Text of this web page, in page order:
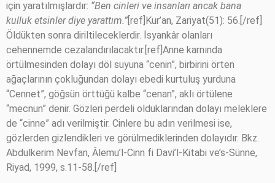
için yaratılmışlardır: “Ben cinleri ve insanları ancak bana
kulluk etsinler diye yarattım.” [ref]Kur’an, Zariyat(51): 56.[/ref]
Öldükten sonra diriltileceklerdir. İsyankâr olanları
cehennemde cezalandırılacaktır.[ref]Anne karnında
örtülmesinden dolayı döl suyuna “cenin”, birbirini örten
ağaçlarının çokluğundan dolayı ebedi kurtuluş yurduna
“Cennet”, göğsün örttüğü kalbe “cenan”, aklı örtülene
“mecnun” denir. Gözleri perdeli olduklarından dolayı meleklere
de “cinne” adı verilmiştir. Cinlere bu adın verilmesi ise,
gözlerden gizlendikleri ve görülmediklerinden dolayıdır. Bkz.
Abdulkerim Nevfan, Âlemu’l-Cinn fi Davi’l-Kitabi ve’s-Sünne,
Riyad, 1999, s.11-58.[/ref]